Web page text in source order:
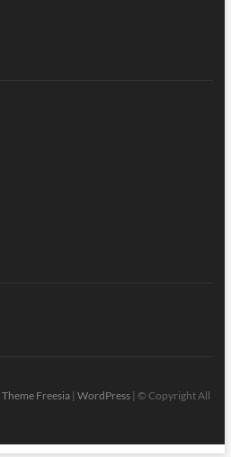
Theme Freesia| WordPress| © Copyright All